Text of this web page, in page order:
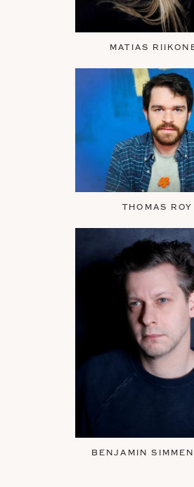
MATIAS
THOMAS ROY
BENJAMIN